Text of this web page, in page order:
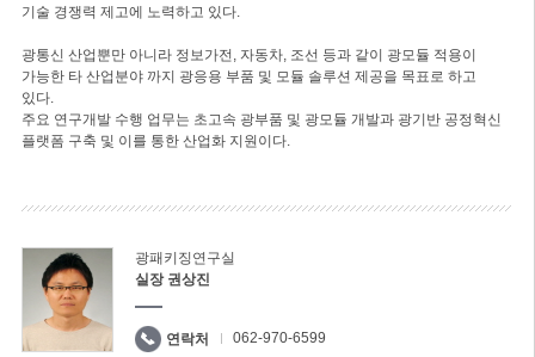
기술 경쟁력 제고에 노력하고 있다.
광통신 산업뿐만 아니라 정보가전, 자동차, 조선 등과 같이 광모듈 적용이
가능한 타 산업분야 까지 광응용 부품 및 모듈 솔루션 제공을 목표로 하고
있다.
주요 연구개발 수행 업무는 초고속 광부품 및 광모듈 개발과 광기반 공정혁신
플랫폼 구축 및 이를 통한 산업화 지원이다.
광패키징연구실
실장 권상진
연락처 062-970-6599